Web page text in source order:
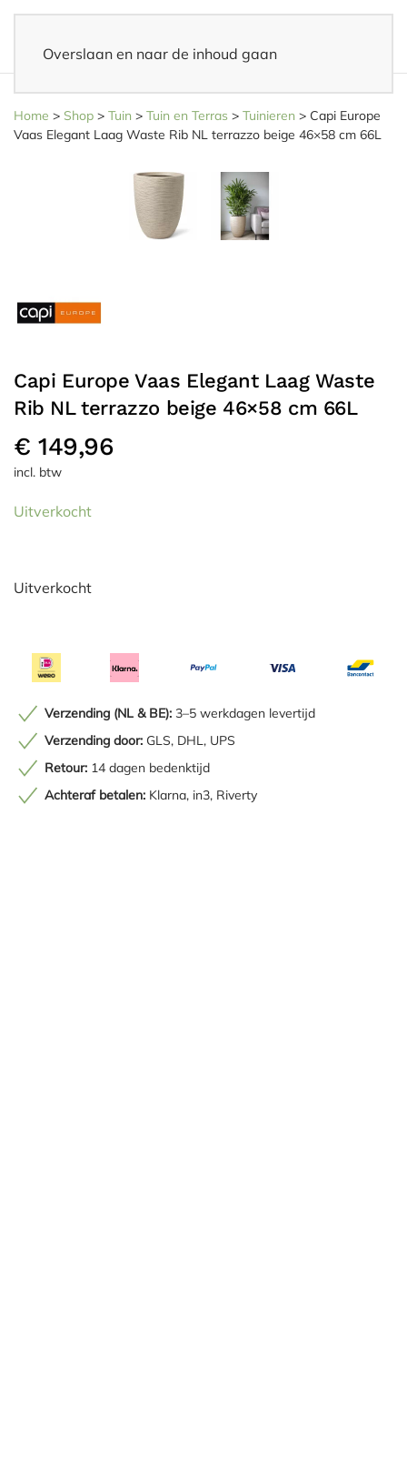
Overslaan en naar de inhoud gaan
Home > Shop > Tuin > Tuin en Terras > Tuinieren > Capi Europe
Vaas Elegant Laag Waste Rib NL terrazzo beige 46×58 cm 66L
Capi Europe Vaas Elegant Laag Waste
Rib NL terrazzo beige 46×58 cm 66L
€ 149,96
incl. btw
Uitverkocht
Uitverkocht
Verzending (NL & BE): 3–5 werkdagen levertijd
Verzending door: GLS, DHL, UPS
Retour: 14 dagen bedenktijd
Achteraf betalen: Klarna, in3, Riverty